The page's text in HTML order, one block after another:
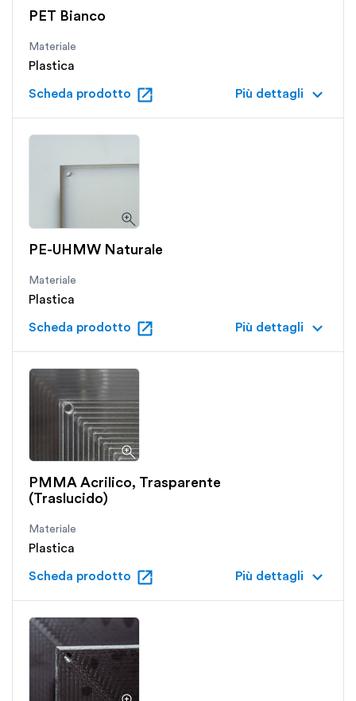
PET Bianco
Materiale
Plastica
Scheda prodotto open_in_new Più dettagli keyboard_arrow_down
PE-UHMW Naturale
Materiale
Plastica
Scheda prodotto open_in_new Più dettagli keyboard_arrow_down
PMMA Acrilico, Trasparente
(Traslucido)
Materiale
Plastica
Scheda prodotto open_in_new Più dettagli keyboard_arrow_down